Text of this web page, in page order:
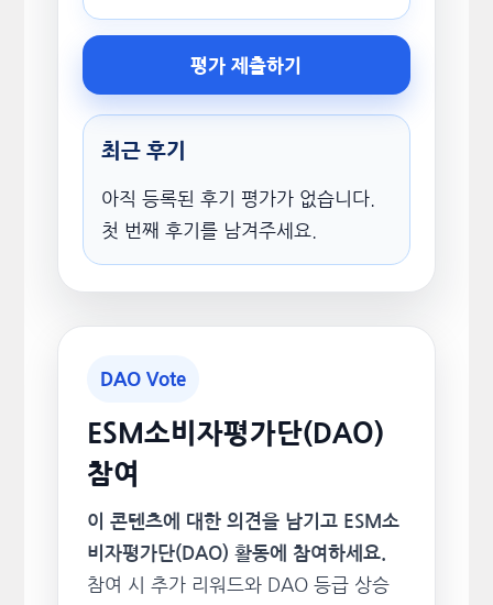
평가 제출하기
최근 후기
아직 등록된 후기 평가가 없습니다.
첫 번째 후기를 남겨주세요.
DAO Vote
ESM소비자평가단(DAO)
참여
이 콘텐츠에 대한 의견을 남기고 ESM소
비자평가단(DAO) 활동에 참여하세요.
참여 시 추가 리워드와 DAO 등급 상승